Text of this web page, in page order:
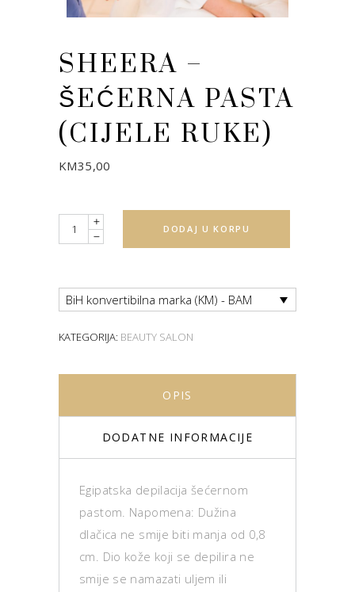
SHEERA –
ŠEĆERNA PASTA
(CIJELE RUKE)
KM35,00
Quantity DODAJ U KORPU
BiH konvertibilna marka (KM) - BAM
KATEGORIJA: BEAUTY SALON
OPIS
DODATNE INFORMACIJE
Egipatska depilacija šećernom
pastom. Napomena: Dužina
dlačica ne smije biti manja od 0,8
cm. Dio kože koji se depilira ne
smije se namazati uljem ili